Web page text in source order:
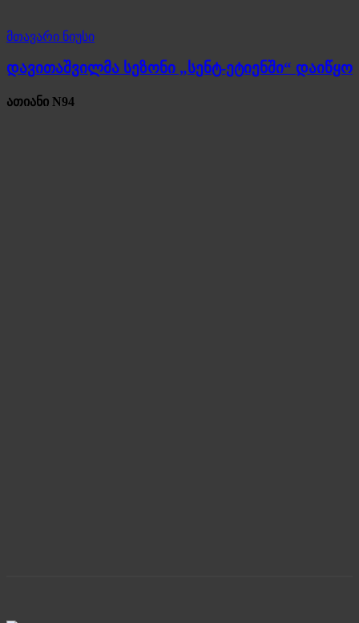
მთავარი ნიუსი
დავითაშვილმა სეზონი „სენტ-ეტიენში“ დაიწყო
ათიანი N94